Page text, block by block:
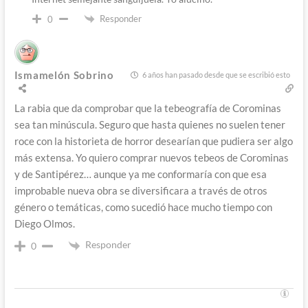
0 Responder
Ismamelón Sobrino 6 años han pasado desde que se escribió esto
La rabia que da comprobar que la tebeografía de Corominas
sea tan minúscula. Seguro que hasta quienes no suelen tener
roce con la historieta de horror desearían que pudiera ser algo
más extensa. Yo quiero comprar nuevos tebeos de Corominas
y de Santipérez… aunque ya me conformaría con que esa
improbable nueva obra se diversificara a través de otros
género o temáticas, como sucedió hace mucho tiempo con
Diego Olmos.
0 Responder